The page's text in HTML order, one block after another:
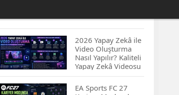
2026 Yapay Zekâ ile
Video Oluşturma
Nasıl Yapılır? Kaliteli
Yapay Zekâ Videosu
Hazırlamanın
İpuçları...
EA Sports FC 27